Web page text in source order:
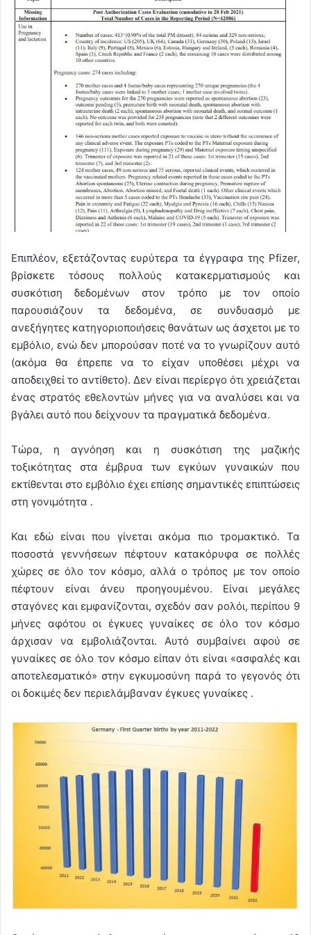
Επιπλέον, εξετάζοντας ευρύτερα τα έγγραφα της Pfizer,
βρίσκετε τόσους πολλούς κατακερματισμούς και
συσκότιση δεδομένων στον τρόπο με τον οποίο
παρουσιάζουν τα δεδομένα, σε συνδυασμό με
ανεξήγητες κατηγοριοποιήσεις θανάτων ως άσχετοι με το
εμβόλιο, ενώ δεν μπορούσαν ποτέ να το γνωρίζουν αυτό
(ακόμα θα έπρεπε να το είχαν υποθέσει μέχρι να
αποδειχθεί το αντίθετο). Δεν είναι περίεργο ότι χρειάζεται
ένας στρατός εθελοντών μήνες για να αναλύσει και να
βγάλει αυτό που δείχνουν τα πραγματικά δεδομένα.
Τώρα, η αγνόηση και η συσκότιση της μαζικής
τοξικότητας στα έμβρυα των εγκύων γυναικών που
εκτίθενται στο εμβόλιο έχει επίσης σημαντικές επιπτώσεις
στη γονιμότητα .
Και εδώ είναι που γίνεται ακόμα πιο τρομακτικό. Τα
ποσοστά γεννήσεων πέφτουν κατακόρυφα σε πολλές
χώρες σε όλο τον κόσμο, αλλά ο τρόπος με τον οποίο
πέφτουν είναι άνευ προηγουμένου. Είναι μεγάλες
σταγόνες και εμφανίζονται, σχεδόν σαν ρολόι, περίπου 9
μήνες αφότου οι έγκυες γυναίκες σε όλο τον κόσμο
άρχισαν να εμβολιάζονται. Αυτό συμβαίνει αφού σε
γυναίκες σε όλο τον κόσμο είπαν ότι είναι «ασφαλές και
αποτελεσματικό» στην εγκυμοσύνη παρά το γεγονός ότι
οι δοκιμές δεν περιελάμβαναν έγκυες γυναίκες .